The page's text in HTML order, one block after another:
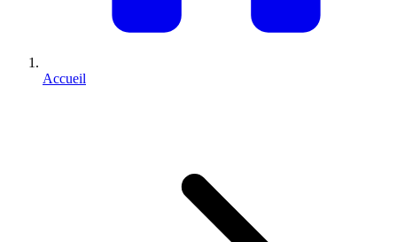
Accueil